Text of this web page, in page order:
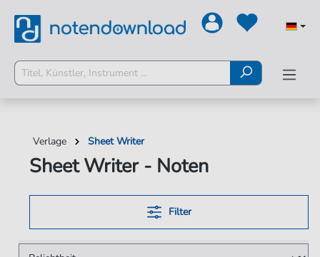
Verlage Sheet Writer
Sheet Writer - Noten
Filter